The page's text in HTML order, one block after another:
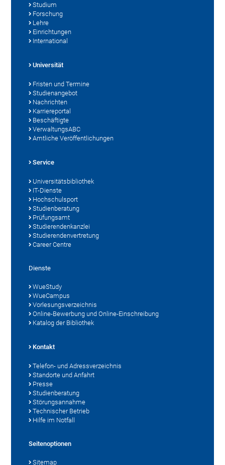
Studium
Forschung
Lehre
Einrichtungen
International
Universität
Fristen und Termine
Studienangebot
Nachrichten
Karriereportal
Beschäftigte
VerwaltungsABC
Amtliche Veröffentlichungen
Service
Universitätsbibliothek
IT-Dienste
Hochschulsport
Studienberatung
Prüfungsamt
Studierendenkanzlei
Studierendenvertretung
Career Centre
Dienste
WueStudy
WueCampus
Vorlesungsverzeichnis
Online-Bewerbung und Online-Einschreibung
Katalog der Bibliothek
Kontakt
Telefon- und Adressverzeichnis
Standorte und Anfahrt
Presse
Studienberatung
Störungsannahme
Technischer Betrieb
Hilfe im Notfall
Seitenoptionen
Sitemap